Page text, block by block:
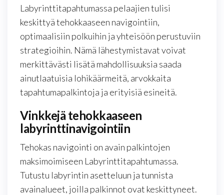
Labyrinttitapahtumassa pelaajien tulisi
keskittyä tehokkaaseen navigointiin,
optimaalisiin polkuihin ja yhteisöön perustuviin
strategioihin. Nämä lähestymistavat voivat
merkittävästi lisätä mahdollisuuksia saada
ainutlaatuisia lohikäärmeitä, arvokkaita
tapahtumapalkintoja ja erityisiä esineitä.
Vinkkejä tehokkaaseen
labyrinttinavigointiin
Tehokas navigointi on avain palkintojen
maksimoimiseen Labyrinttitapahtumassa.
Tutustu labyrintin asetteluun ja tunnista
avainalueet, joilla palkinnot ovat keskittyneet.